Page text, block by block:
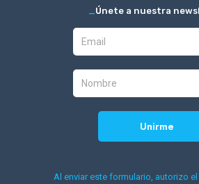
_Únete a nuestra
Al enviar este formulario, autorizo